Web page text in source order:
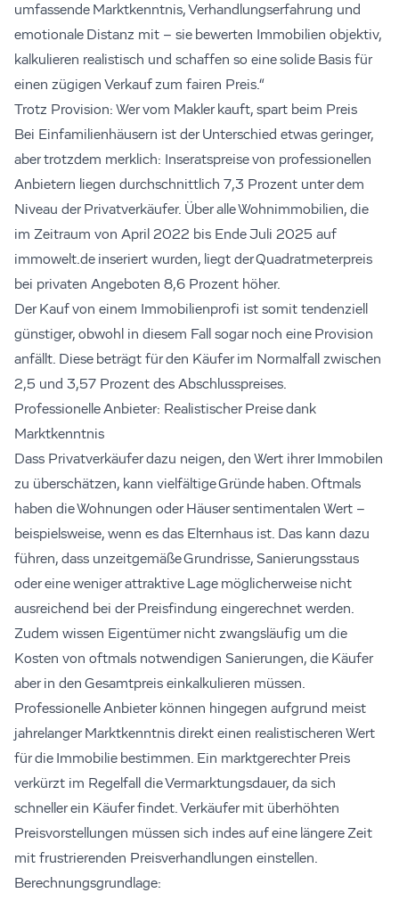
umfassende Marktkenntnis, Verhandlungserfahrung und
emotionale Distanz mit – sie bewerten Immobilien objektiv,
kalkulieren realistisch und schaffen so eine solide Basis für
einen zügigen Verkauf zum fairen Preis.“
Trotz Provision: Wer vom Makler kauft, spart beim Preis
Bei Einfamilienhäusern ist der Unterschied etwas geringer,
aber trotzdem merklich: Inseratspreise von professionellen
Anbietern liegen durchschnittlich 7,3 Prozent unter dem
Niveau der Privatverkäufer. Über alle Wohnimmobilien, die
im Zeitraum von April 2022 bis Ende Juli 2025 auf
immowelt.de inseriert wurden, liegt der Quadratmeterpreis
bei privaten Angeboten 8,6 Prozent höher.
Der Kauf von einem Immobilienprofi ist somit tendenziell
günstiger, obwohl in diesem Fall sogar noch eine Provision
anfällt. Diese beträgt für den Käufer im Normalfall zwischen
2,5 und 3,57 Prozent des Abschlusspreises.
Professionelle Anbieter: Realistischer Preise dank
Marktkenntnis
Dass Privatverkäufer dazu neigen, den Wert ihrer Immobilen
zu überschätzen, kann vielfältige Gründe haben. Oftmals
haben die Wohnungen oder Häuser sentimentalen Wert –
beispielsweise, wenn es das Elternhaus ist. Das kann dazu
führen, dass unzeitgemäße Grundrisse, Sanierungsstaus
oder eine weniger attraktive Lage möglicherweise nicht
ausreichend bei der Preisfindung eingerechnet werden.
Zudem wissen Eigentümer nicht zwangsläufig um die
Kosten von oftmals notwendigen Sanierungen, die Käufer
aber in den Gesamtpreis einkalkulieren müssen.
Professionelle Anbieter können hingegen aufgrund meist
jahrelanger Marktkenntnis direkt einen realistischeren Wert
für die Immobilie bestimmen. Ein marktgerechter Preis
verkürzt im Regelfall die Vermarktungsdauer, da sich
schneller ein Käufer findet. Verkäufer mit überhöhten
Preisvorstellungen müssen sich indes auf eine längere Zeit
mit frustrierenden Preisverhandlungen einstellen.
Berechnungsgrundlage: